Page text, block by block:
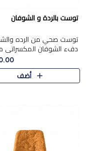
توست بالردة و الشوفان
توست صحي من الرده
دفء الشوفان المكسراتي
80.00
أضف